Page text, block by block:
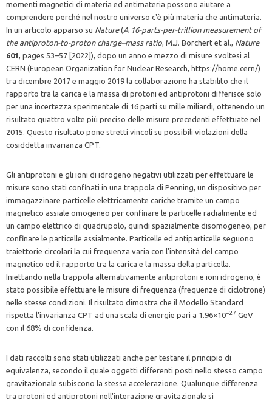
momenti magnetici di materia ed antimateria possono aiutare a
comprendere perché nel nostro universo c'è più materia che antimateria.
In un articolo apparso su Nature(A 16-parts-per-trillion measurement of
the antiproton-to-proton charge–mass ratio, M.J. Borchert et al., Nature
601, pages 53–57 [2022]), dopo un anno e mezzo di misure svoltesi al
CERN (European Organization for Nuclear Research, https://home.cern/)
tra dicembre 2017 e maggio 2019 la collaborazione ha stabilito che il
rapporto tra la carica e la massa di protoni ed antiprotoni differisce solo
per una incertezza sperimentale di 16 parti su mille miliardi, ottenendo un
risultato quattro volte più preciso delle misure precedenti effettuate nel
2015. Questo risultato pone stretti vincoli su possibili violazioni della
cosiddetta invarianza CPT.
Gli antiprotoni e gli ioni di idrogeno negativi utilizzati per effettuare le
misure sono stati confinati in una trappola di Penning, un dispositivo per
immagazzinare particelle elettricamente cariche tramite un campo
magnetico assiale omogeneo per confinare le particelle radialmente ed
un campo elettrico di quadrupolo, quindi spazialmente disomogeneo, per
confinare le particelle assialmente. Particelle ed antiparticelle seguono
traiettorie circolari la cui frequenza varia con l'intensità del campo
magnetico ed il rapporto tra la carica e la massa della particella.
Iniettando nella trappola alternativamente antiprotoni e ioni idrogeno, è
stato possibile effettuare le misure di frequenza (frequenze di ciclotrone)
nelle stesse condizioni. Il risultato dimostra che il Modello Standard
rispetta l'invarianza CPT ad una scala di energie pari a 1.96×10–27 GeV
con il 68% di confidenza.
I dati raccolti sono stati utilizzati anche per testare il principio di
equivalenza, secondo il quale oggetti differenti posti nello stesso campo
gravitazionale subiscono la stessa accelerazione. Qualunque differenza
tra protoni ed antiprotoni nell'interazione gravitazionale si